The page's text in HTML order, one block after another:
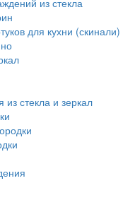
из стекла
для кухни (скинали)
из стекла и зеркал